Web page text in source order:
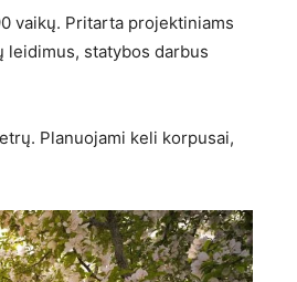
vaikų. Pritarta projektiniams
leidimus, statybos darbus
Planuojami keli korpusai,